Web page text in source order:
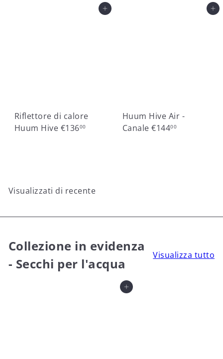
Aggiungi al carrello
Riflettore di calore
Huum Hive €13600
Aggiungi al carrello
Huum Hive Air -
Canale€14400
Visualizzati di recente
Collezione in evidenza
- Secchi per l'acqua
Visualizza tutto
Aggiungi al carrello